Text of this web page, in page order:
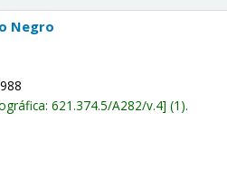
Negro
621.374.5/A282/v.4 (1).